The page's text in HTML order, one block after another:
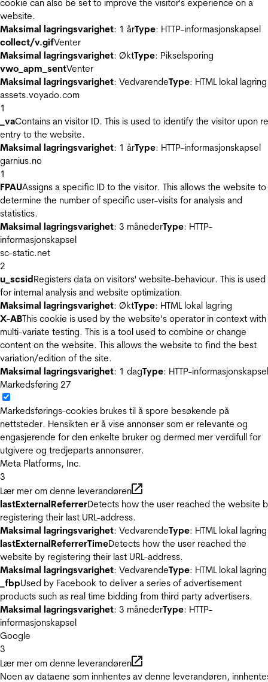
cookie can also be set to improve the visitor's experience on a
website.
Maksimal lagringsvarighet: 1 årType: HTTP-informasjonskapsel
collect/v.gifVenter
Maksimal lagringsvarighet: ØktType: Pikselsporing
vwo_apm_sentVenter
Maksimal lagringsvarighet: VedvarendeType: HTML lokal lagring
assets.voyado.com
1
_vaContains an visitor ID. This is used to identify the visitor upon
entry to the website.
Maksimal lagringsvarighet: 1 årType: HTTP-informasjonskapsel
garnius.no
1
FPAUAssigns a specific ID to the visitor. This allows the website to
determine the number of specific user-visits for analysis and
statistics.
Maksimal lagringsvarighet: 3 månederType: HTTP-
informasjonskapsel
sc-static.net
2
u_scsidRegisters data on visitors' website-behaviour. This is used
for internal analysis and website optimization.
Maksimal lagringsvarighet: ØktType: HTML lokal lagring
X-ABThis cookie is used by the website’s operator in context with
multi-variate testing. This is a tool used to combine or change
content on the website. This allows the website to find the best
variation/edition of the site.
Maksimal lagringsvarighet: 1 dagType: HTTP-informasjonskapsel
Markedsføring 27
Markedsførings-cookies brukes til å spore besøkende på
nettsteder. Hensikten er å vise annonser som er relevante og
engasjerende for den enkelte bruker og dermed mer verdifull for
utgivere og tredjeparts annonsører.
Meta Platforms, Inc.
3
Lær mer om denne leverandøren
lastExternalReferrerDetects how the user reached the website
registering their last URL-address.
Maksimal lagringsvarighet: VedvarendeType: HTML lokal lagring
lastExternalReferrerTimeDetects how the user reached the
website by registering their last URL-address.
Maksimal lagringsvarighet: VedvarendeType: HTML lokal lagring
_fbpUsed by Facebook to deliver a series of advertisement
products such as real time bidding from third party advertisers.
Maksimal lagringsvarighet: 3 månederType: HTTP-
informasjonskapsel
Google
3
Lær mer om denne leverandøren
Noen av dataene som innhentes av denne leverandøren,